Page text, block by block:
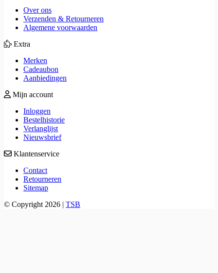
Over ons
Verzenden & Retourneren
Algemene voorwaarden
Extra
Merken
Cadeaubon
Aanbiedingen
Mijn account
Inloggen
Bestelhistorie
Verlanglijst
Nieuwsbrief
Klantenservice
Contact
Retourneren
Sitemap
© Copyright 2026 | TSB